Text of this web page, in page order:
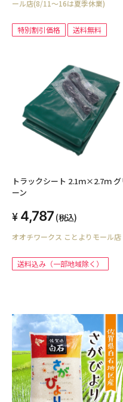
ール店(8/11～16は夏季休業)
特別割引価格 送料無料
トラックシート 2.1ｍ×2.7ｍ グ
ーン
4,787 (税込)
オオチワークス ことよりモール店
送料込み（一部地域除く）